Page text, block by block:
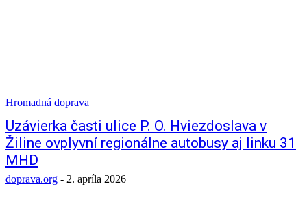
Hromadná doprava
Uzávierka časti ulice P. O. Hviezdoslava v
Žiline ovplyvní regionálne autobusy aj linku 31
MHD
doprava.org - 2. apríla 2026